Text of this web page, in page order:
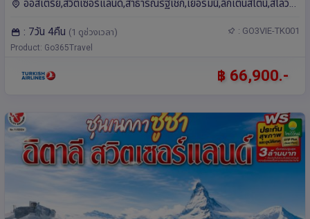
ออสเตรีย,สวิตเซอร์แลนด์,สาธารณรัฐเชก,เยอรมนี,ลิกเตนสไตน์,สโลวา
มลอฟ,ซูก,วาดุซ
: 7วัน 4คืน (1 ดูช่วงเวลา) : GO3VIE-TK001
Product: Go365Travel
฿ 66,900.-